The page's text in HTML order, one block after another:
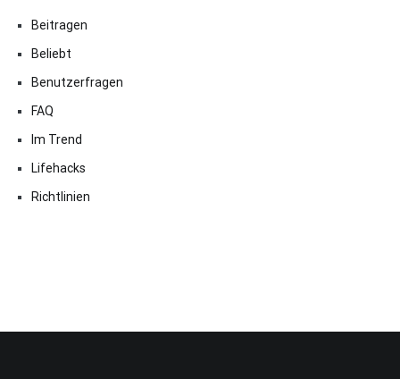
Beitragen
Beliebt
Benutzerfragen
FAQ
Im Trend
Lifehacks
Richtlinien